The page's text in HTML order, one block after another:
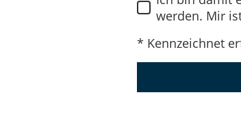
werden. Mir
* Kennzeichnet